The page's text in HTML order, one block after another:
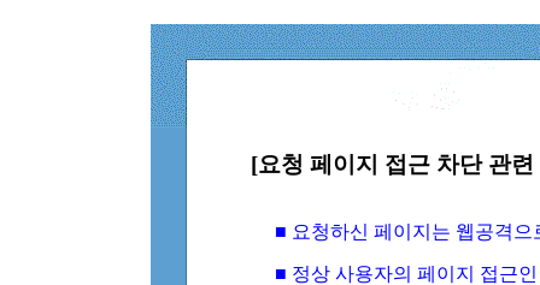
[요청 페이지 접근 차단 관
■ 요청하신 페이지는 웹공격
■ 정상 사용자의 페이지 접근